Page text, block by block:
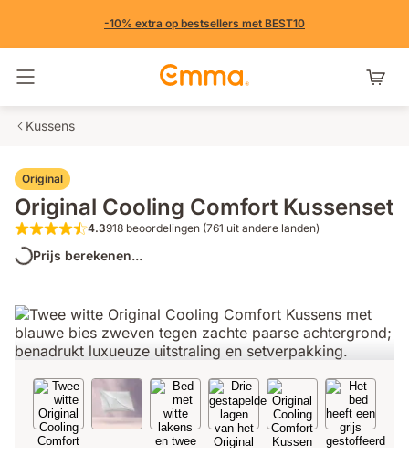
-10% extra op bestsellers met BEST10
Navigatie in- en uitschakelen
Kussens
Original
Original Cooling Comfort Kussenset
4.3 van de 5 sterren 918 beoordelingen
4.3918 beoordelingen (761 uit andere landen)
Prijs berekenen...